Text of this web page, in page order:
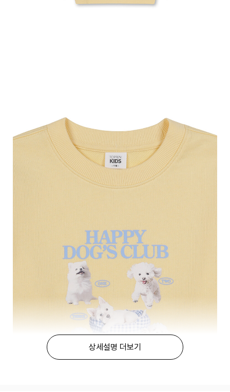
상세설명 더보기